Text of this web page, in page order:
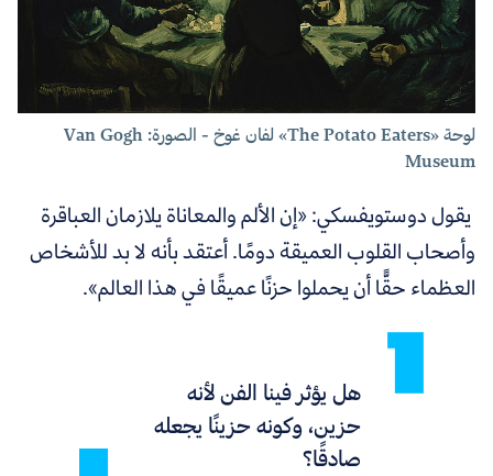
لوحة«
The Potato Eaters
»
لفان غوخ - الصورة: Van Gogh
Museum
يقول دوستويفسكي:«إن الألم والمعاناة يلازمان العباقرة
وأصحاب القلوب العميقة دومًا. أعتقد بأنه لا بد للأشخاص
العظماء حقًّا أن يحملوا حزنًا عميقًا في هذا العالم».
هل يؤثر فينا الفن لأنه
حزين، وكونه حزينًا يجعله
صادقًا؟